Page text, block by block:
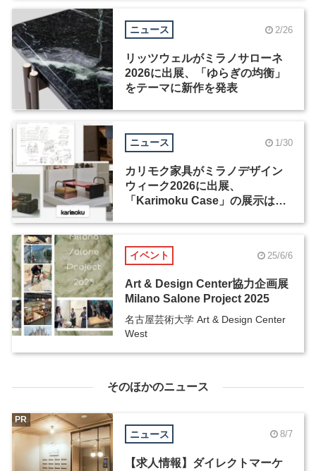
ニュース 2/26
リッツウェルがミラノサローネ
2026に出展、「ゆらぎの均衡」
をテーマに新作を発表
ニュース 1/30
カリモク家具がミラノデザイン
ウィーク2026に出展、
「Karimoku Case」の展示は過
イベント 25/6/6
Art & Design Center協力企画展
Milano Salone Project 2025
名古屋芸術大学 Art & Design Center
West
そのほかのニュース
ニュース 8/7
【求人情報】ダイレクトマーケ
PR